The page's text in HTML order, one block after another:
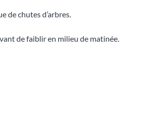
de chutes d’arbres.
de faiblir en milieu de matinée.